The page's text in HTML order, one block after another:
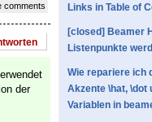
comments
der
Links in Table of
[closed] Beamer
Listenpunkte
Wie repariere ich
Akzente \hat, \dot
Variablen in